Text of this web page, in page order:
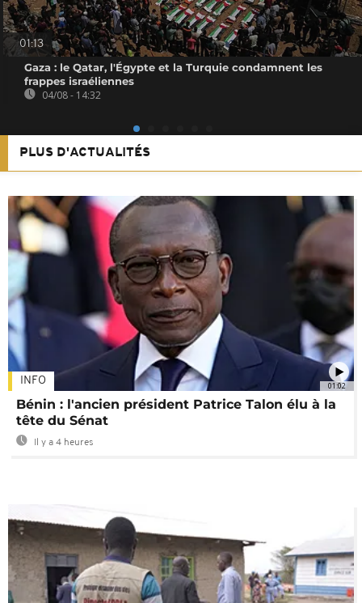
01:13
Gaza : le Qatar, l'Égypte et la Turquie condamnent les
frappes israéliennes
04/08 - 14:32
PLUS D'ACTUALITÉS
01:02
INFO
Bénin : l'ancien président Patrice Talon élu à la
tête du Sénat
Il y a 4 heures